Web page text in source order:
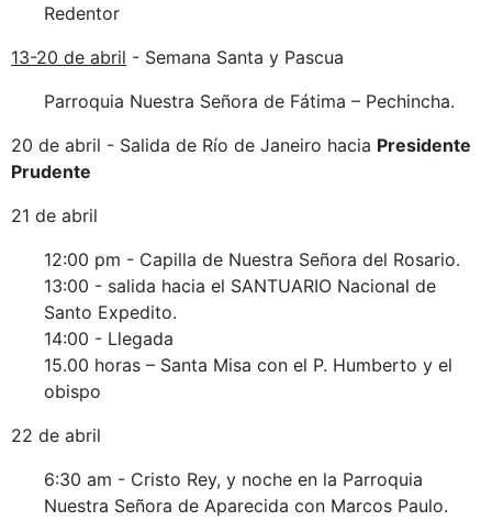
Redentor
13-20 de abril - Semana Santa y Pascua
Parroquia Nuestra Señora de Fátima – Pechincha.
20 de abril - Salida de Río de Janeiro hacia Presidente
Prudente
21 de abril
12:00 pm - Capilla de Nuestra Señora del Rosario.
13:00 - salida hacia el SANTUARIO Nacional de
Santo Expedito.
14:00 - Llegada
15.00 horas – Santa Misa con el P. Humberto y el
obispo
22 de abril
6:30 am - Cristo Rey, y noche en la Parroquia
Nuestra Señora de Aparecida con Marcos Paulo.